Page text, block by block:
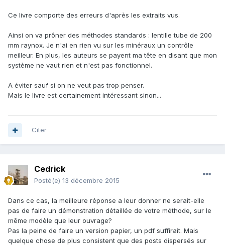
Ce livre comporte des erreurs d'après les extraits vus.
Ainsi on va prôner des méthodes standards : lentille tube de 200
mm raynox. Je n'ai en rien vu sur les minéraux un contrôle
meilleur. En plus, les auteurs se payent ma tête en disant que mon
système ne vaut rien et n'est pas fonctionnel.
A éviter sauf si on ne veut pas trop penser.
Mais le livre est certainement intéressant sinon...
Citer
Cedrick
Posté(e) 13 décembre 2015
Dans ce cas, la meilleure réponse a leur donner ne serait-elle
pas de faire un démonstration détaillée de votre méthode, sur le
même modèle que leur ouvrage?
Pas la peine de faire un version papier, un pdf suffirait. Mais
quelque chose de plus consistent que des posts dispersés sur